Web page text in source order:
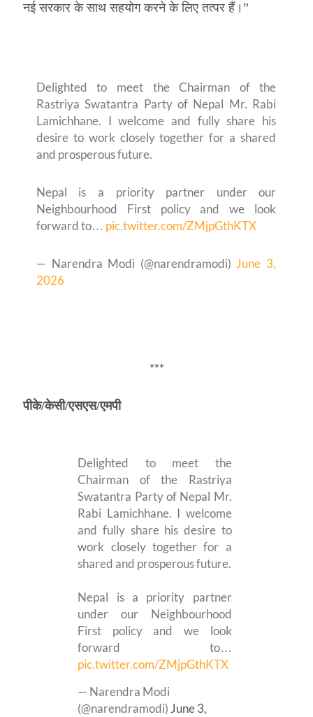
नई सरकार के साथ सहयोग करने के लिए तत्पर हैं।”
Delighted to meet the Chairman of the
Rastriya Swatantra Party of Nepal Mr. Rabi
Lamichhane. I welcome and fully share his
desire to work closely together for a shared
and prosperous future.
Nepal is a priority partner under our
Neighbourhood First policy and we look
forward to… pic.twitter.com/ZMjpGthKTX
— Narendra Modi (@narendramodi) June 3,
2026
***
पीके/केसी/एसएस/एमपी
Delighted to meet the
Chairman of the Rastriya
Swatantra Party of Nepal Mr.
Rabi Lamichhane. I welcome
and fully share his desire to
work closely together for a
shared and prosperous future.
Nepal is a priority partner
under our Neighbourhood
First policy and we look
forward to…
pic.twitter.com/ZMjpGthKTX
— Narendra Modi
(@narendramodi) June 3,